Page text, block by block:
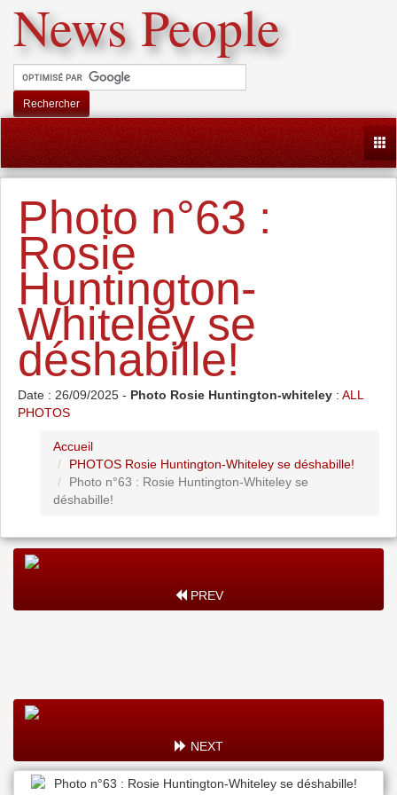
News People
Rechercher
Photo n°63 :
Rosie
Huntington-
Whiteley se
déshabille!
Date : 26/09/2025 - Photo Rosie Huntington-whiteley : ALL
PHOTOS
Accueil
PHOTOS Rosie Huntington-Whiteley se déshabille!
Photo n°63 : Rosie Huntington-Whiteley se
déshabille!
PREV
NEXT